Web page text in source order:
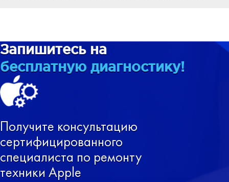
Запишитесь на
бесплатную диагностику!
Получите консультацию
сертифицированного
специалиста по ремонту
техники Apple